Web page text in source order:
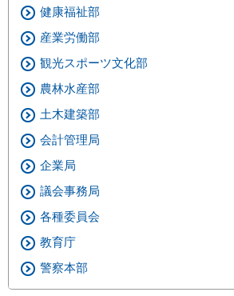
健康福祉部
産業労働部
観光スポーツ文化部
農林水産部
土木建築部
会計管理局
企業局
議会事務局
各種委員会
教育庁
警察本部